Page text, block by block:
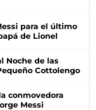
para el último
de Lionel
Noche de las
Cottolengo
conmovedora
Messi